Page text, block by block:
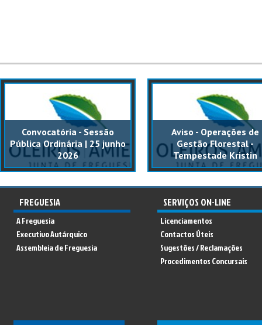
Convocatória - Sessão
Pública Ordinária | 25 junho
2026
Aviso - Operações de
Gestão Florestal -
Tempestade Kristin
FREGUESIA
A Freguesia
Executivo Autárquico
Assembleia de Freguesia
SERVIÇOS ON-LINE
Licenciamentos
Contactos Úteis
Sugestões / Reclamações
Procedimentos Concursais